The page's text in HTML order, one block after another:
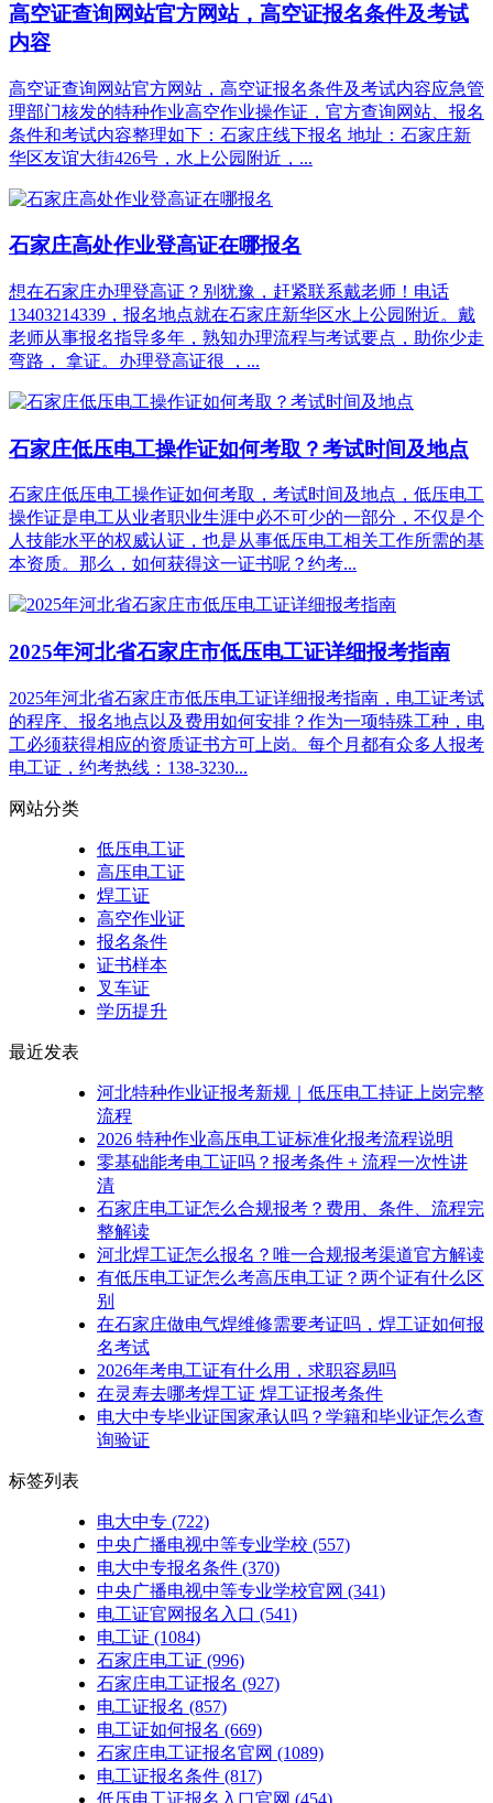
高空证查询网站官方网站，高空证报名条件及考试
内容
高空证查询网站官方网站，高空证报名条件及考试内容应急管
理部门核发的特种作业高空作业操作证，‌官方查询网站、报名
条件和考试内容整理如下：石家庄线下报名 地址：石家庄新
华区友谊大街426号，水上公园附近，...
石家庄高处作业登高证在哪报名
想在石家庄办理登高证？别犹豫，赶紧联系戴老师！电话
13403214339，报名地点就在石家庄新华区水上公园附近。戴
老师从事报名指导多年，熟知办理流程与考试要点，助你少走
弯路， 拿证。办理登高证很 ，...
石家庄低压电工操作证如何考取？考试时间及地点
石家庄低压电工操作证如何考取，考试时间及地点，低压电工
操作证是电工从业者职业生涯中必不可少的一部分，不仅是个
人技能水平的权威认证，也是从事低压电工相关工作所需的基
本资质。那么，如何获得这一证书呢？约考...
2025年河北省石家庄市低压电工证详细报考指南
2025年河北省石家庄市低压电工证详细报考指南，电工证考试
的程序、报名地点以及费用如何安排？作为一项特殊工种，电
工必须获得相应的资质证书方可上岗。每个月都有众多人报考
电工证，约考热线：138-3230...
网站分类
低压电工证
高压电工证
焊工证
高空作业证
报名条件
证书样本
叉车证
学历提升
最近发表
河北特种作业证报考新规｜低压电工持证上岗完整
流程
2026 特种作业高压电工证标准化报考流程说明
零基础能考电工证吗？报考条件 + 流程一次性讲
清
石家庄电工证怎么合规报考？费用、条件、流程完
整解读
河北焊工证怎么报名？唯一合规报考渠道官方解读
有低压电工证怎么考高压电工证？两个证有什么区
别
在石家庄做电气焊维修需要考证吗，焊工证如何报
名考试
2026年考电工证有什么用，求职容易吗
在灵寿去哪考焊工证 焊工证报考条件
电大中专毕业证国家承认吗？学籍和毕业证怎么查
询验证
标签列表
电大中专 (722)
中央广播电视中等专业学校 (557)
电大中专报名条件 (370)
中央广播电视中等专业学校官网 (341)
电工证官网报名入口 (541)
电工证 (1084)
石家庄电工证 (996)
石家庄电工证报名 (927)
电工证报名 (857)
电工证如何报名 (669)
石家庄电工证报名官网 (1089)
电工证报名条件 (817)
低压电工证报名入口官网 (454)